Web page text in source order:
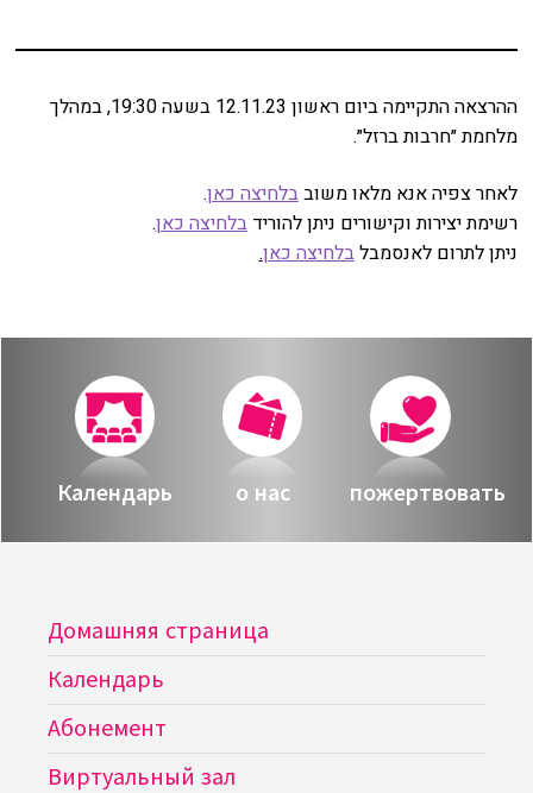
ההרצאה התקיימה ביום ראשון 12.11.23 בשעה 19:30, במהלך
מלחמת ״חרבות ברזל״.
לאחר צפיה אנא מלאו משובבלחיצה כאן.
רשימת יצירות וקישורים ניתן להורידבלחיצהכאן.
ניתן לתרום לאנסמבלבלחיצה כאן.
Календарь о нас пожертвовать
Домашняя страница
Календарь
Абонемент
Виртуальный зал